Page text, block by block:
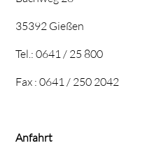
35392 Gießen
Tel.: 0641 / 25 800
Fax : 0641 / 250 2042
Anfahrt